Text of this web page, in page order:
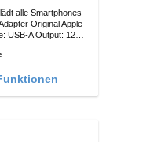
alle Smartphones
Apple